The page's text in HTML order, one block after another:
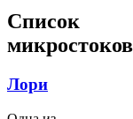
Список
микростоков
Лори